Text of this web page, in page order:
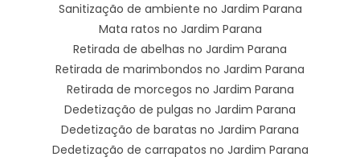
Sanitização de ambiente no Jardim Parana
Mata ratos no Jardim Parana
Retirada de abelhas no Jardim Parana
Retirada de marimbondos no Jardim Parana
Retirada de morcegos no Jardim Parana
Dedetização de pulgas no Jardim Parana
Dedetização de baratas no Jardim Parana
Dedetização de carrapatos no Jardim Parana